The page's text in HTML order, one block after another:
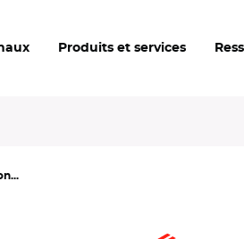
Produits et services